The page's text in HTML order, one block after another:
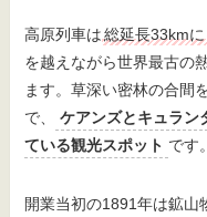
高原列車は 総延長33km
を越えながら世界最古の
ます。草深い密林の合間
で、
ケアンズとキュラン
ている観光スポット です。
開業当初の1891年は鉱